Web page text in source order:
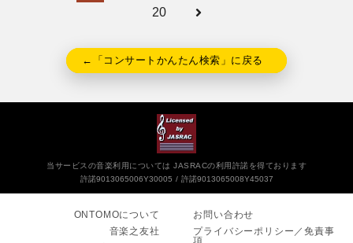
20
←「コンサートかんたん検索」に戻る
当サービスの音楽利用については JASRACの利用許諾を得ております
許諾9013065006Y30005
許諾9013065008Y45037
ONTOMOについて
音楽之友社
お問い合わせ
プライバシーポリシー／免責事